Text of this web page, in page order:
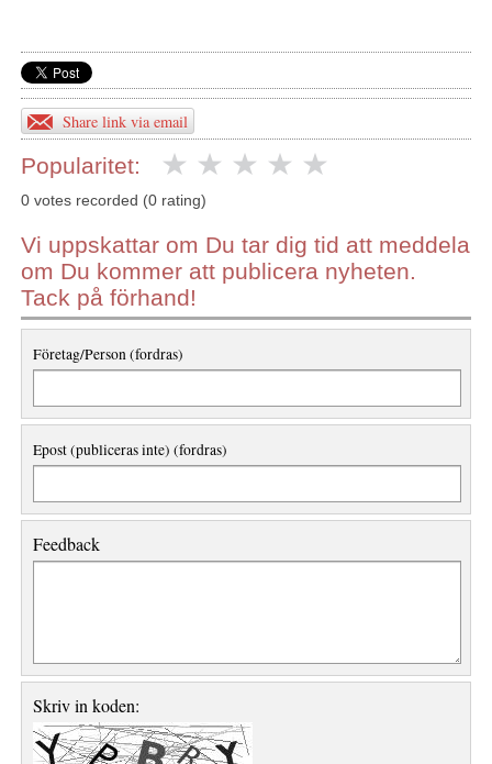
Share link via email
Popularitet:
0 votes recorded (0 rating)
Vi uppskattar om Du tar dig tid att meddela
om Du kommer att publicera nyheten.
Tack på förhand!
Företag/Person (fordras)
Epost (publiceras inte) (fordras)
Feedback
Skriv in koden: